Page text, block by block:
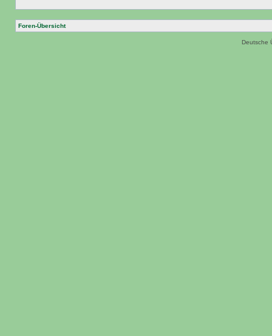
Foren-Übersicht
Deutsche